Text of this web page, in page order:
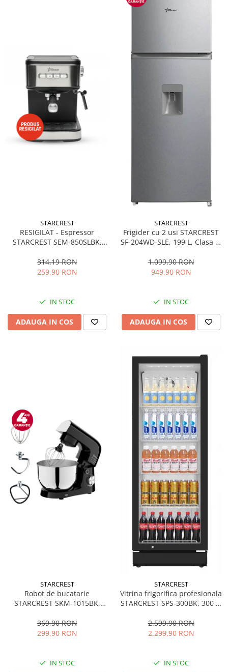
STARCREST
RESIGILAT - Espressor
STARCREST SEM-850SLBK,
detasabil 1.5L, dispozitiv
spumare, filtru dublu din
314,19 RON
259,90 RON
IN STOC
ADAUGA IN COS
STARCREST
Frigider cu 2 usi STARCREST
SF-204WD-SLE, 199 L, Clasa E,
Termostat Ajustabil, Usi
reversibile, H 143 cm, Argintiu
1.099,90 RON
949,90 RON
IN STOC
ADAUGA IN COS
STARCREST
Robot de bucatarie
STARCREST SKM-1015BK,
Accesorii, 10 Viteze + Pulse,
Negru
369,90 RON
299,90 RON
IN STOC
STARCREST
Vitrina frigorifica profesionala
STARCREST SPS-300BK, 300 L,
LED, H 169.5 cm, Negru
2.599,90 RON
2.299,90 RON
IN STOC